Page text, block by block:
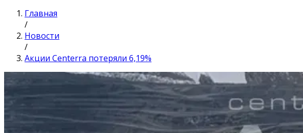
Главная
/
Новости
/
Акции Centerra потеряли 6,19%